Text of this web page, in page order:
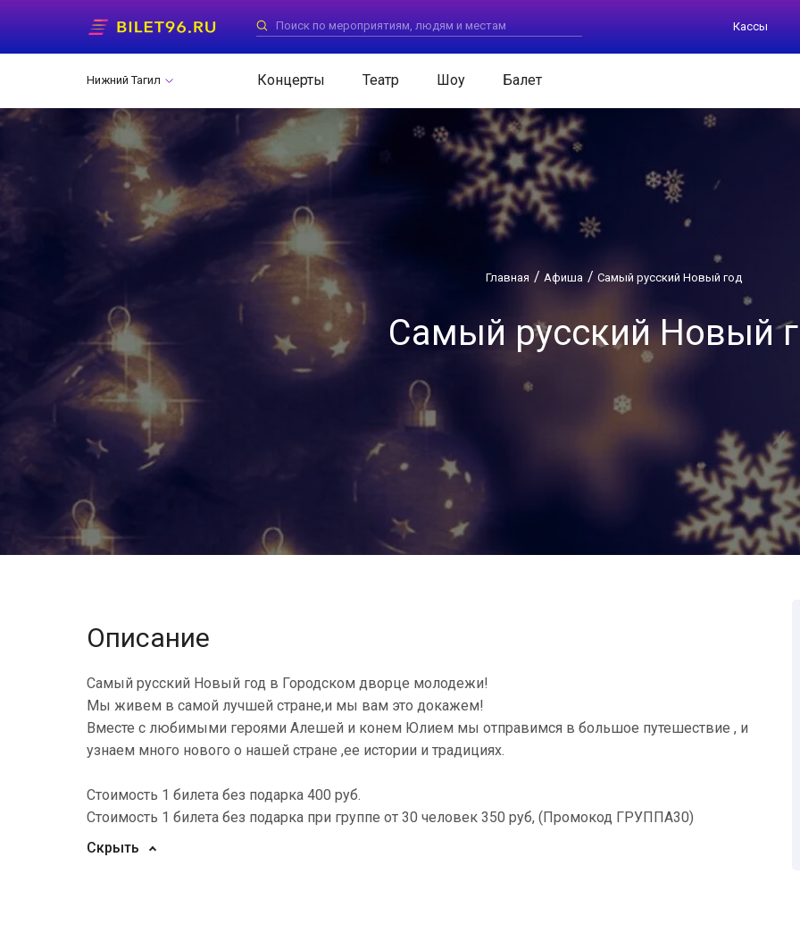
Кассы
Нижний Тагил Концерты Театр Шоу Балет
Главная Афиша Самый русский Новый год
Самый русский Новый
Описание
Самый русский Новый год в Городском дворце молодежи!
Мы живем в самой лучшей стране,и мы вам это докажем!
Вместе с любимыми героями Алешей и конем Юлием мы отправимся в большое путешествие , и
узнаем много нового о нашей стране ,ее истории и традициях.
Стоимость 1 билета без подарка 400 руб.
Стоимость 1 билета без подарка при группе от 30 человек 350 руб, (Промокод ГРУППА30)
Скрыть